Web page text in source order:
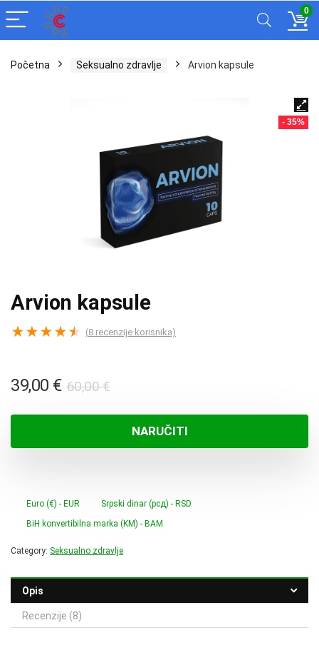
0
Početna Seksualno zdravlje Arvion kapsule
- 35%
Arvion kapsule
★★★★★ (8 recenzije korisnika)
60,00€Izvorna
bila
je:
39,00 €
Trenutna
39,00 €.
NARUČITI
Euro (€) - EUR
Srpski dinar (рсд) - RSD
BiH konvertibilna marka (KM) - BAM
Category: Seksualno zdravlje
Opis
Recenzije (8)